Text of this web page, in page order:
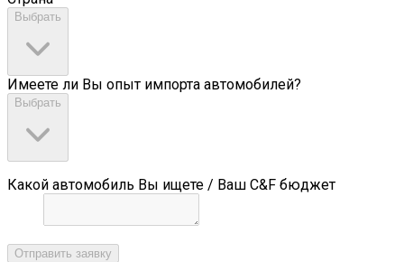
Выбрать
Имеете ли Вы опыт импорта автомобилей?
Выбрать
Какой автомобиль Вы ищете / Ваш C&F бюджет
Отправить заявку